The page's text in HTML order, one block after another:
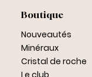
Boutique
Nouveautés
Minéraux
Cristal de roche
Le club